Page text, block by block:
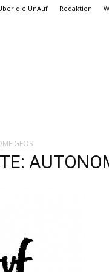
die UnAuf Redaktion
GEOS